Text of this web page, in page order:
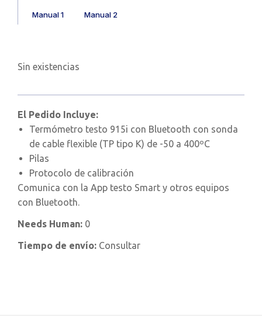
Manual 1 Manual 2
Sin existencias
El Pedido Incluye:
Termómetro testo 915i con Bluetooth con sonda
de cable flexible (TP tipo K) de -50 a 400ºC
Pilas
Protocolo de calibración
Comunica con la App testo Smart y otros equipos
con Bluetooth.
Needs Human: 0
Tiempo de envío: Consultar